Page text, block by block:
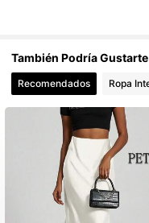
También Podría Gustarte
Recomendados Ropa